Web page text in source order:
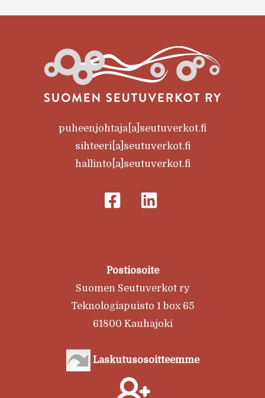
puheenjohtaja[a]seutuverkot.fi
sihteeri[a]seutuverkot.fi
hallinto[a]seutuverkot.fi
Postiosoite
Suomen Seutuverkot ry
Teknologiapuisto 1 box 65
61800 Kauhajoki
Laskutusosoitteemme